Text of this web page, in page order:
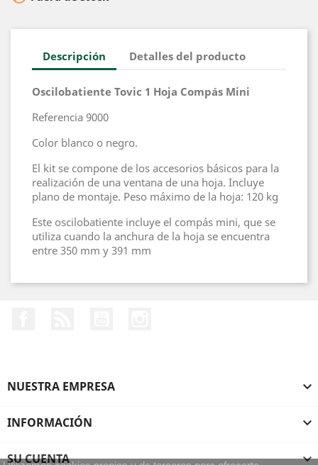
Descripción Detalles del producto
Oscilobatiente Tovic 1 Hoja Compás Mini
Referencia 9000
Color blanco o negro.
El kit se compone de los accesorios básicos para la
realización de una ventana de una hoja. Incluye
plano de montaje. Peso máximo de la hoja: 120 kg
Este oscilobatiente incluye el compás mini, que se
utiliza cuando la anchura de la hoja se encuentra
entre 350 mm y 391 mm
NUESTRA EMPRESA 
INFORMACIÓN 
SU CUENTA 